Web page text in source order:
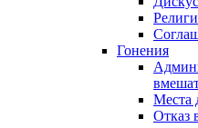
Гонения
Места
Отказ